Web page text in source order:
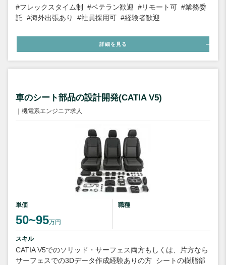
#フレックスタイム制 #ベテラン歓迎 #リモート可 #業務委
託 #海外出張あり #社員採用可 #経験者歓迎
詳細を見る
車のシート部品の設計開発(CATIA V5)
｜機電系エンジニア求人
単価
50~95万円
職種
スキル
CATIA V5でのソリッド・サーフェス両方もしくは、片方なら
サーフェスでの3Dデータ作成経験ありの方 シートの樹脂部